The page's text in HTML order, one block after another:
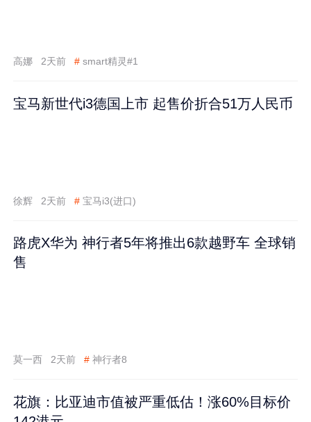
高娜 2天前 # smart精灵#1
宝马新世代i3德国上市 起售价折合51万人民币
徐辉 2天前 # 宝马i3(进口)
路虎X华为 神行者5年将推出6款越野车 全球销
售
莫一西 2天前 # 神行者8
花旗：比亚迪市值被严重低估！涨60%目标价